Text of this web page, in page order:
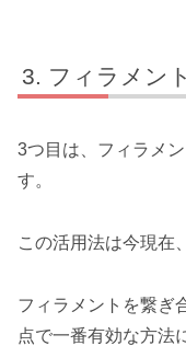
フィラメン
3つ目は、フィラメ
す。
この活用法は今現在
フィラメントを繋ぎ
点で一番有効な方法